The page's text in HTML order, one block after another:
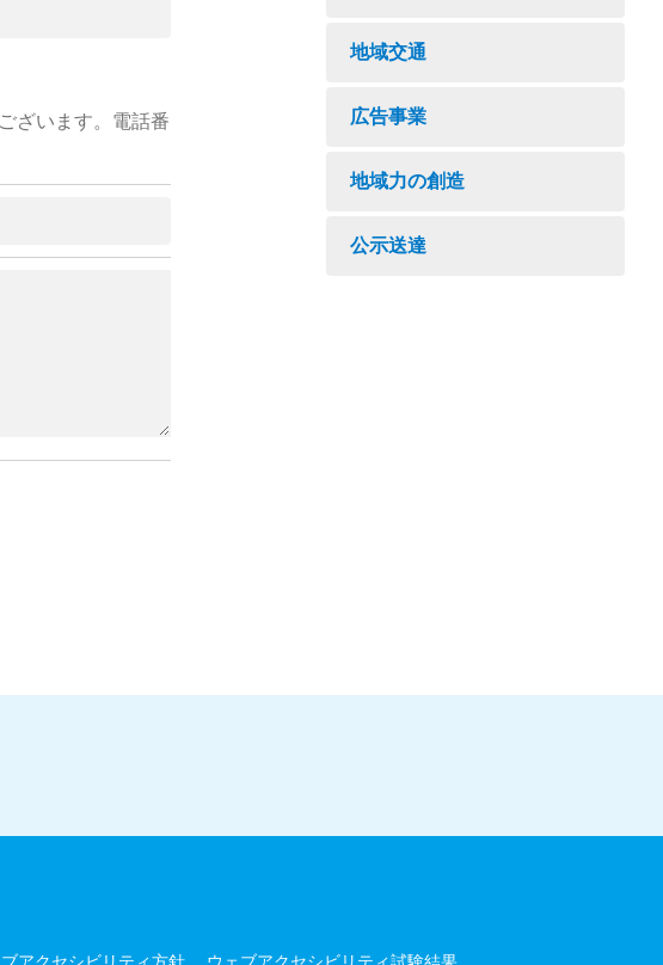
ざいます。電話番
地域交通
広告事業
地域力の創造
公示送達